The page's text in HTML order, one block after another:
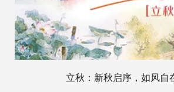
立秋：新秋启序，如风自